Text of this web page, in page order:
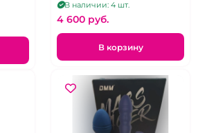
В наличии: 4 шт.
4 600 pуб.
В корзину